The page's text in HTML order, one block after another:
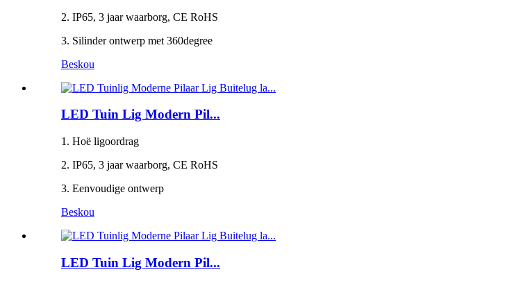
2. IP65, 3 jaar waarborg, CE RoHS
3. Silinder ontwerp met 360degree
Beskou
LED Tuin Lig Modern Pil...
1. Hoë ligoordrag
2. IP65, 3 jaar waarborg, CE RoHS
3. Eenvoudige ontwerp
Beskou
LED Tuin Lig Modern Pil...